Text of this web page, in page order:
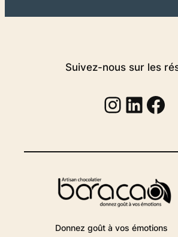
Suivez-nous sur les
Donnez goût à vos émotions